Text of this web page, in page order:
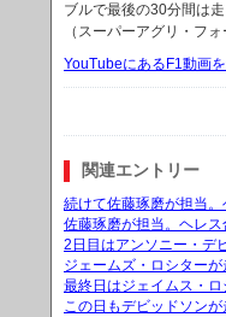
ブルで最後の30分間は
（スーパーアグリ・フ
YouTubeにあるF1動画を
関連エントリー
続けて佐藤琢磨が担当
佐藤琢磨が担当。ヘレス
2日目はアンソニー・デ
ジェームズ・ロシター
最終日はジェイムス・
この日もデビッドソン